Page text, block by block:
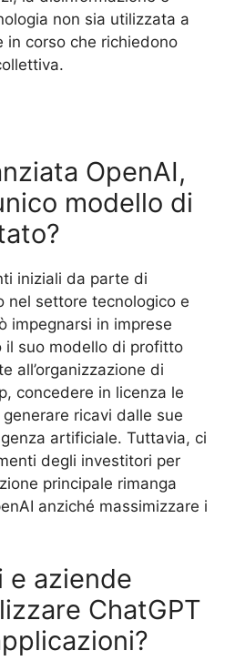
non sia utilizzata a
in corso che richiedono
OpenAI,
modello di
iniziali da parte di
nel settore tecnologico e
impegnarsi in imprese
suo modello di profitto
all’organizzazione di
concedere in licenza le
ricavi dalle sue
artificiale. Tuttavia, ci
degli investitori per
principale rimanga
anziché massimizzare i
e aziende
ChatGPT